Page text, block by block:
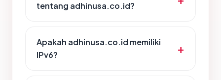
tentang adhinusa.co.id?
Apakah adhinusa.co.id memiliki
IPv6?